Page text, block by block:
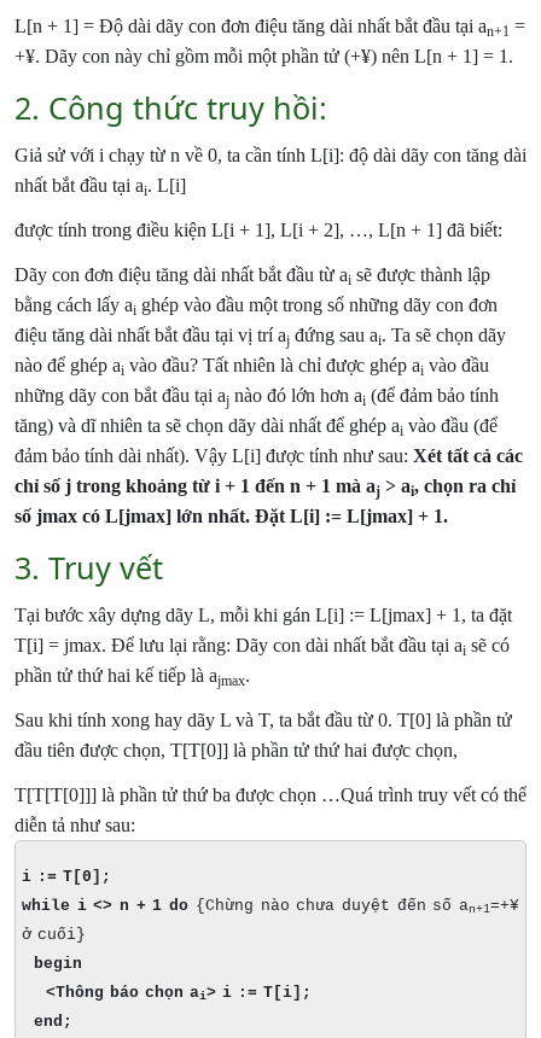
L[n + 1] = Độ dài dãy con đơn điệu tăng dài nhất bắt đầu tại an+1 =
+¥. Dãy con này chỉ gồm mỗi một phần tử (+¥) nên L[n + 1] = 1.
2. Công thức truy hồi:
Giả sử với i chạy từ n về 0, ta cần tính L[i]: độ dài dãy con tăng dài
nhất bắt đầu tại ai. L[i]
được tính trong điều kiện L[i + 1], L[i + 2], …, L[n + 1] đã biết:
Dãy con đơn điệu tăng dài nhất bắt đầu từ ai sẽ được thành lập
bằng cách lấy ai ghép vào đầu một trong số những dãy con đơn
điệu tăng dài nhất bắt đầu tại vị trí aj đứng sau ai. Ta sẽ chọn dãy
nào để ghép ai vào đầu? Tất nhiên là chỉ được ghép ai vào đầu
những dãy con bắt đầu tại aj nào đó lớn hơn ai (để đảm bảo tính
tăng) và dĩ nhiên ta sẽ chọn dãy dài nhất để ghép ai vào đầu (để
đảm bảo tính dài nhất). Vậy L[i] được tính như sau: Xét tất cả các
chỉ số j trong khoảng từ i + 1 đến n + 1 mà aj > ai, chọn ra chỉ
số jmax có L[jmax] lớn nhất. Đặt L[i] := L[jmax] + 1.
3. Truy vết
Tại bước xây dựng dãy L, mỗi khi gán L[i] := L[jmax] + 1, ta đặt
T[i] = jmax. Để lưu lại rằng: Dãy con dài nhất bắt đầu tại ai sẽ có
phần tử thứ hai kế tiếp là ajmax.
Sau khi tính xong hay dãy L và T, ta bắt đầu từ 0. T[0] là phần tử
đầu tiên được chọn, T[T[0]] là phần tử thứ hai được chọn,
T[T[T[0]]] là phần tử thứ ba được chọn …Quá trình truy vết có thể
diễn tả như sau:
i := T[0];
while i <> n + 1 do {Chừng nào chưa duyệt đến số an+1=+¥
ở cuối}
begin
<Thông báo chọn ai> i := T[i];
end;